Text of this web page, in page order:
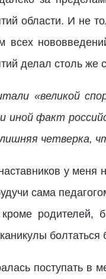
области. И не
всех
делал столь же
«великой
иной факт
четверка,
у меня
сама
кроме
болтаться
поступать в